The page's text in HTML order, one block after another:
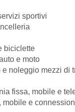
sportivi
biciclette
e moto
noleggio mezzi di
fissa, mobile e
e